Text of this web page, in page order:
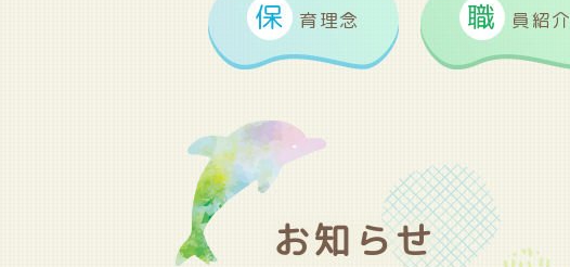
保 育理念 職 員紹介
お知らせ